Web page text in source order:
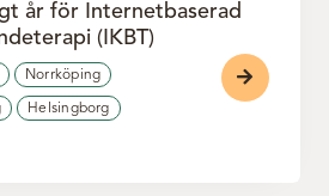
år för Internetbaserad
(IKBT)
Norrköping
Helsingborg